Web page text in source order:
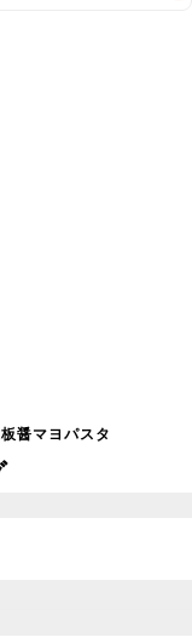
ただくことをお
醤マヨパスタ